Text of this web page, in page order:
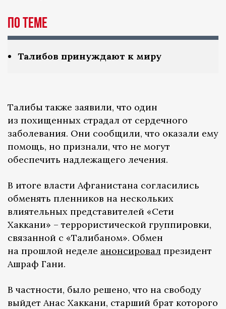
ПО ТЕМЕ
Талибов принуждают к миру
Талибы также заявили, что один
из похищенных страдал от сердечного
заболевания. Они сообщили, что оказали ему
помощь, но признали, что не могут
обеспечить надлежащего лечения.
В итоге власти Афганистана согласились
обменять пленников на нескольких
влиятельных представителей «Сети
Хаккани» – террористической группировки,
связанной с «Талибаном». Обмен
на прошлой неделе анонсировал президент
Ашраф Гани.
В частности, было решено, что на свободу
выйдет Анас Хаккани, старший брат которого